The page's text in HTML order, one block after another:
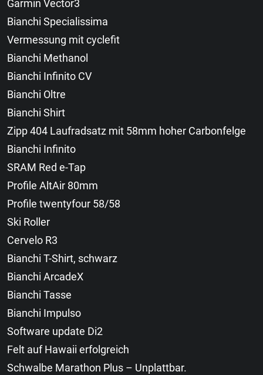
Garmin Vector3
Bianchi Specialissima
Vermessung mit cyclefit
Bianchi Methanol
Bianchi Infinito CV
Bianchi Oltre
Bianchi Shirt
Zipp 404 Laufradsatz mit 58mm hoher Carbonfelge
Bianchi Infinito
SRAM Red e-Tap
Profile AltAir 80mm
Profile twentyfour 58/58
Ski Roller
Cervelo R3
Bianchi T-Shirt, schwarz
Bianchi ArcadeX
Bianchi Tasse
Bianchi Impulso
Software update Di2
Felt auf Hawaii erfolgreich
Schwalbe Marathon Plus – Unplattbar.